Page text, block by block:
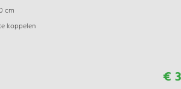
cm
koppelen
€